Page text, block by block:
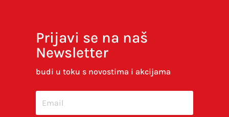
Spremi moje ime, e-poštu i web-stranicu u
budem komentirao.
Prijavi se na naš
Newsletter
budi u toku s novostima i akcijama